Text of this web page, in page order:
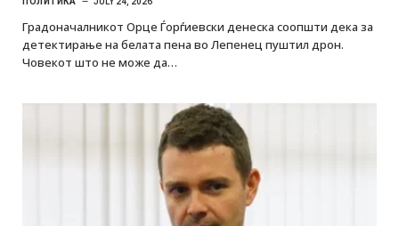
Градоначалникот Орце Ѓорѓиевски денеска соопшти дека за
детектирање на белата пена во Лепенец пуштил дрон.
Човекот што не може да…